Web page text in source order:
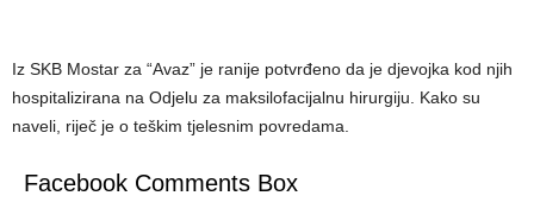
Iz SKB Mostar za “Avaz” je ranije potvrđeno da je djevojka kod njih
hospitalizirana na Odjelu za maksilofacijalnu hirurgiju. Kako su
naveli, riječ je o teškim tjelesnim povredama.
Facebook Comments Box